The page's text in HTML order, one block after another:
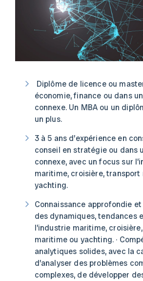
Diplôme de licence ou
économie, finance ou dans
connexe. Un MBA ou un
un plus.
3 à 5 ans d’expérience en
conseil en stratégie ou dans
connexe, avec un focus sur
maritime, croisière, transport
yachting.
Connaissance approfondie
des dynamiques, tendances
l’industrie maritime,
maritime ou yachting. ·
analytiques solides, avec la
d’analyser des problèmes
complexes, de développer